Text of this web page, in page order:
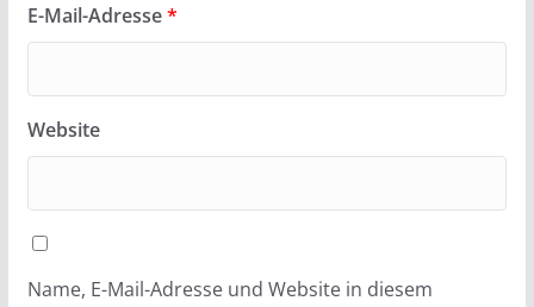
E-Mail-Adresse*
Website
Name, E-Mail-Adresse und Website in diesem